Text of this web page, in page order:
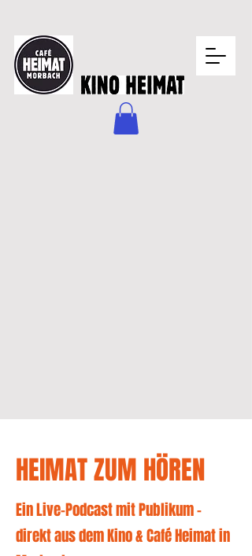
HEIMAT ZUM HÖREN
Ein Live-Podcast mit Publikum –
direkt aus dem Kino & Café Heimat in